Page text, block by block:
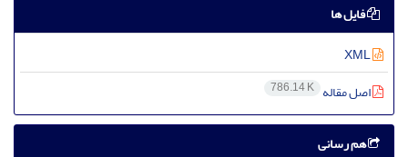
فایل ها
اصل مقاله 786.14 K
هم رسانی